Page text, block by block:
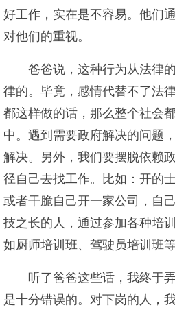
好工作，实在是不容易。他们
对他们的重视。
爸爸说，这种行为从法律
律的。毕竟，感情代替不了法
都这样做的话，那么整个社会
中。遇到需要政府解决的问题
解决。另外，我们要摆脱依赖
径自己去找工作。比如：开的
或者干脆自己开一家公司，自
技之长的人，通过参加各种培
如厨师培训班、驾驶员培训班等
听了爸爸这些话，我终于
是十分错误的。对下岗的人，